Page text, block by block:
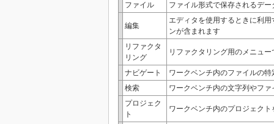
ファイル
ファイル形式で保存されるデ
編集
エディタを使用するときに利
ンが含まれます
リファクタ
リング
リファクタリング用のメニュー
ナビゲート
ワークベンチ内のファイルの
検索
ワークベンチ内の文字列やフ
プロジェク
ト
ワークベンチ内のプロジェク